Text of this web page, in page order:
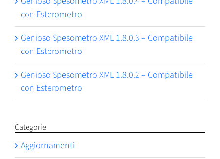
con Esterometro
Genioso Spesometro XML 1.8.0.3 – Compatibile
con Esterometro
Genioso Spesometro XML 1.8.0.2 – Compatibile
con Esterometro
Categorie
Aggiornamenti